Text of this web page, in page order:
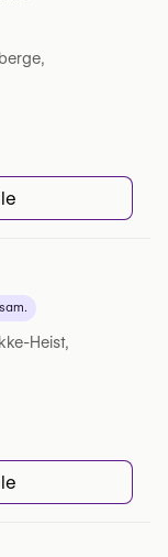
Heist,